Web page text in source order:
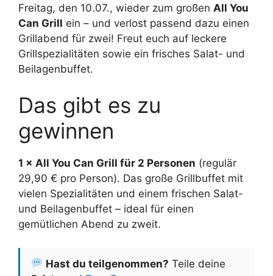
Freitag, den 10.07., wieder zum großen All You
Can Grill ein – und verlost passend dazu einen
Grillabend für zwei! Freut euch auf leckere
Grillspezialitäten sowie ein frisches Salat- und
Beilagenbuffet.
Das gibt es zu
gewinnen
1 × All You Can Grill für 2 Personen (regulär
29,90 € pro Person). Das große Grillbuffet mit
vielen Spezialitäten und einem frischen Salat-
und Beilagenbuffet – ideal für einen
gemütlichen Abend zu zweit.
Hast du teilgenommen? Teile deine